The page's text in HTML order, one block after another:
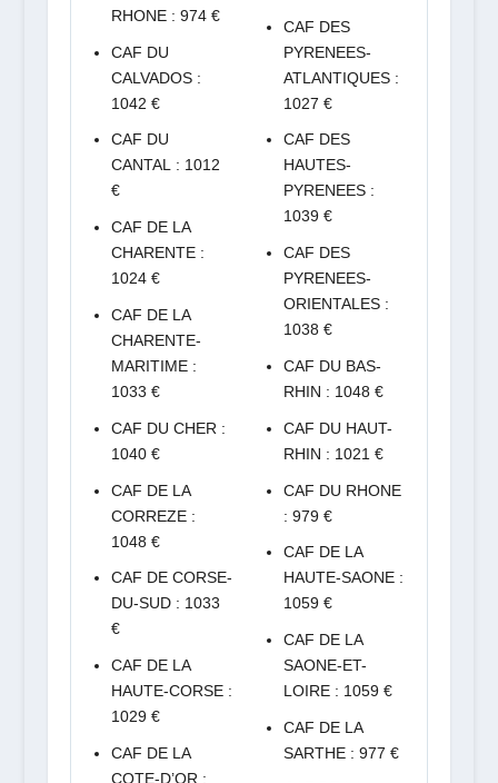
RHONE : 974 €
CAF DU
CALVADOS :
1042 €
CAF DU
CANTAL : 1012
€
CAF DE LA
CHARENTE :
1024 €
CAF DE LA
CHARENTE-
MARITIME :
1033 €
CAF DU CHER :
1040 €
CAF DE LA
CORREZE :
1048 €
CAF DE CORSE-
DU-SUD : 1033
€
CAF DE LA
HAUTE-CORSE :
1029 €
CAF DE LA
COTE-D’OR :
CAF DES
PYRENEES-
ATLANTIQUES :
1027 €
CAF DES
HAUTES-
PYRENEES :
1039 €
CAF DES
PYRENEES-
ORIENTALES :
1038 €
CAF DU BAS-
RHIN : 1048 €
CAF DU HAUT-
RHIN : 1021 €
CAF DU RHONE
: 979 €
CAF DE LA
HAUTE-SAONE :
1059 €
CAF DE LA
SAONE-ET-
LOIRE : 1059 €
CAF DE LA
SARTHE : 977 €